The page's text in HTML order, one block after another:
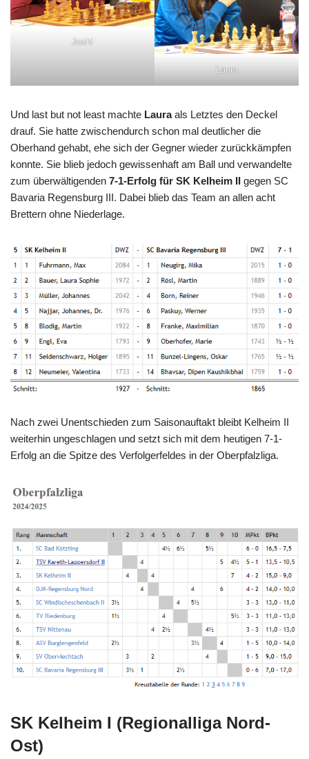
Joshi
Laura
Und last but not least machte Lauraals Letztes den Deckel
drauf. Sie hatte zwischendurch schon mal deutlicher die
Oberhand gehabt, ehe sich der Gegner wieder zurückkämpfen
konnte. Sie blieb jedoch gewissenhaft am Ball und verwandelte
zum überwältigenden 7-1-Erfolg für SK Kelheim II gegen SC
Bavaria Regensburg III. Dabei blieb das Team an allen acht
Brettern ohne Niederlage.
Nach zwei Unentschieden zum Saisonauftakt bleibt Kelheim II
weiterhin ungeschlagen und setzt sich mit dem heutigen 7-1-
Erfolg an die Spitze des Verfolgerfeldes in der Oberpfalzliga.
SK Kelheim I (Regionalliga Nord-
Ost)